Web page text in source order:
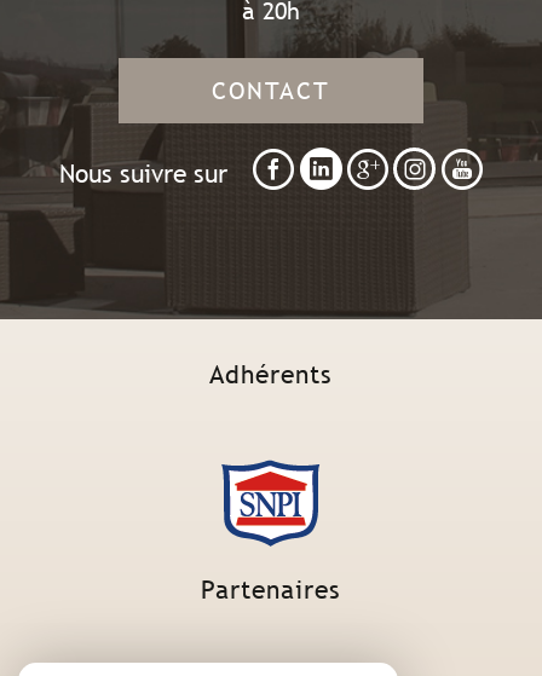
à 20h
CONTACT
Nous suivre sur
Adhérents
Partenaires